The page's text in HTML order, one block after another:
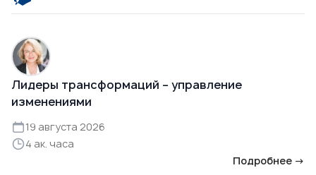
Лидеры трансформаций – управление
изменениями
19 августа 2026
4 ак. часа
Подробнее →